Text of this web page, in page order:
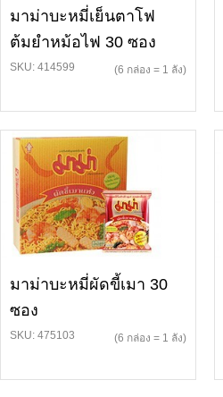
มาม่าบะหมี่เย็นตาโฟ
ต้มยำหม้อไฟ 30 ซอง
SKU: 414599 (6 กล่อง = 1 ลัง)
มาม่าบะหมี่ผัดขี้เมา 30
ซอง
SKU: 475103 (6 กล่อง = 1 ลัง)